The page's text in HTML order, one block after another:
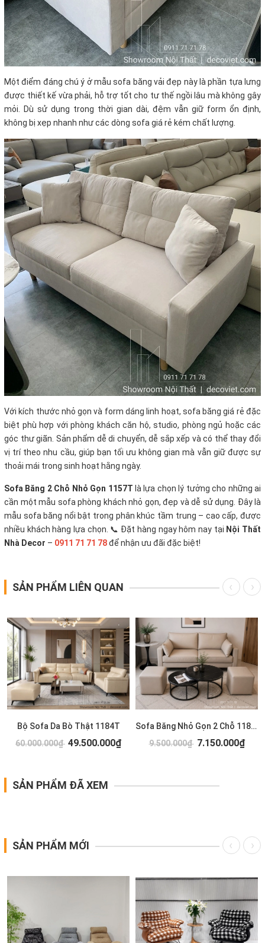
Một điểm đáng chú ý ở mẫu sofa băng vải đẹp này là phần tựa lưng
được thiết kế vừa phải, hỗ trợ tốt cho tư thế ngồi lâu mà không gây
mỏi. Dù sử dụng trong thời gian dài, đệm vẫn giữ form ổn định,
không bị xẹp nhanh như các dòng sofa giá rẻ kém chất lượng.
Với kích thước nhỏ gọn và form dáng linh hoạt, sofa băng giá rẻ đặc
biệt phù hợp với phòng khách căn hộ, studio, phòng ngủ hoặc các
góc thư giãn. Sản phẩm dễ di chuyển, dễ sắp xếp và có thể thay đổi
vị trí theo nhu cầu, giúp bạn tối ưu không gian mà vẫn giữ được sự
thoải mái trong sinh hoạt hằng ngày.
Sofa Băng 2 Chỗ Nhỏ Gọn 1157T là lựa chọn lý tưởng cho những ai
cần một mẫu sofa phòng khách nhỏ gọn, đẹp và dễ sử dụng. Đây là
mẫu sofa băng nổi bật trong phân khúc tầm trung – cao cấp, được
nhiều khách hàng lựa chọn. 📞 Đặt hàng ngay hôm nay tại Nội Thất
Nhà Decor – 0911 71 71 78để nhận ưu đãi đặc biệt!
SẢN PHẨM LIÊN QUAN
Bộ Sofa Da Bò Thật 1184T
60.000.000₫ 49.500.000₫
Sofa Băng Nhỏ Gọn 2 Chỗ 1183T
9.500.000₫ 7.150.000₫
SẢN PHẨM ĐÃ XEM
SẢN PHẨM MỚI